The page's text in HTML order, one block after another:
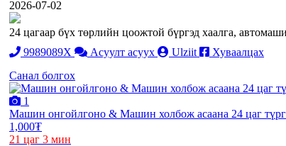
2026-07-02
24 цагаар бүх төрлийн цоожтой бүргэд хаалга,
9989089X
Асуулт асуух Ulziit
Хуваалцах
Санал болгох
1
Машин онгойлгоно & Машин холбож асаана 24 цаг
1,000₮
21 цаг 3 мин